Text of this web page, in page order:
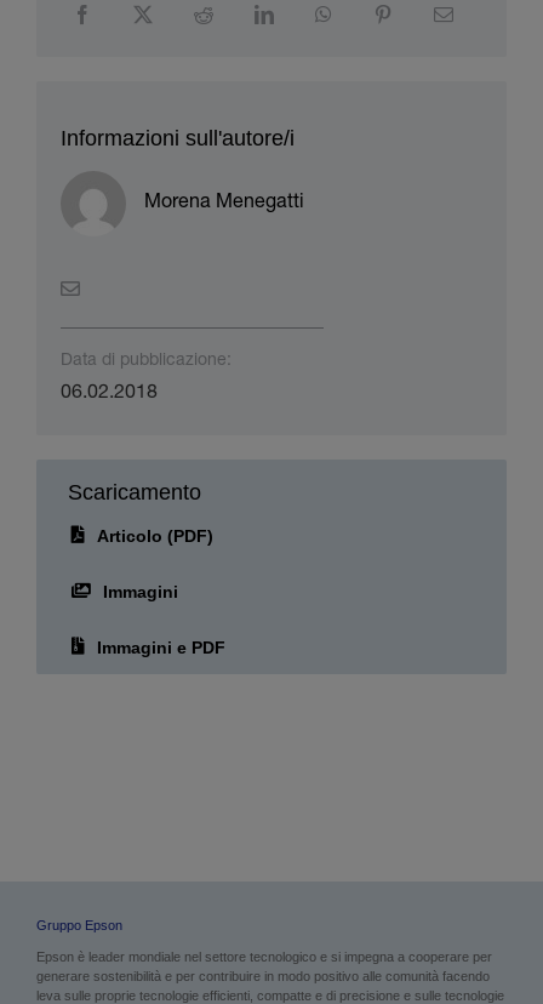
Informazioni sull'autore/i
Morena Menegatti
Data di pubblicazione:
06.02.2018
Scaricamento
Articolo (PDF)
Immagini
Immagini e PDF
Gruppo Epson
Epson è leader mondiale nel settore tecnologico e si impegna a cooperare per
generare sostenibilità e per contribuire in modo positivo alle comunità facendo
leva sulle proprie tecnologie efficienti, compatte e di precisione e sulle tecnologie